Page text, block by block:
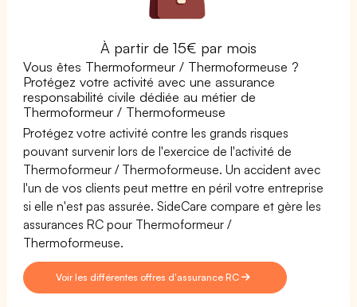
À partir de 15€ par mois
Vous êtes Thermoformeur / Thermoformeuse ?
Protégez votre activité avec une assurance
responsabilité civile dédiée au métier de
Thermoformeur / Thermoformeuse
Protégez votre activité contre les grands risques
pouvant survenir lors de l'exercice de l'activité de
Thermoformeur / Thermoformeuse. Un accident avec
l'un de vos clients peut mettre en péril votre entreprise
si elle n'est pas assurée. SideCare compare et gère les
assurances RC pour Thermoformeur /
Thermoformeuse.
Voir les différentes offres d'assurance RC